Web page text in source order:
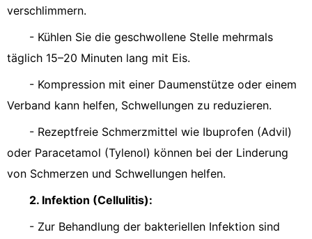
verschlimmern.
- Kühlen Sie die geschwollene Stelle mehrmals
täglich 15–20 Minuten lang mit Eis.
- Kompression mit einer Daumenstütze oder einem
Verband kann helfen, Schwellungen zu reduzieren.
- Rezeptfreie Schmerzmittel wie Ibuprofen (Advil)
oder Paracetamol (Tylenol) können bei der Linderung
von Schmerzen und Schwellungen helfen.
2. Infektion (Cellulitis):
- Zur Behandlung der bakteriellen Infektion sind